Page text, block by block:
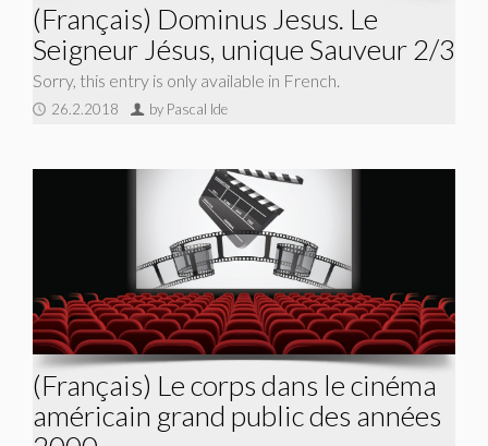
(Français) Dominus Jesus. Le
Seigneur Jésus, unique Sauveur 2/3
Sorry, this entry is only available in French.
26.2.2018 by Pascal Ide
(Français) Le corps dans le cinéma
américain grand public des années